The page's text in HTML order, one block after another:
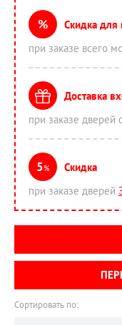
Сортировать по:
%
Скидка для
при заказе всего
Доставка
при заказе
5%
Скидка
при заказе дверей